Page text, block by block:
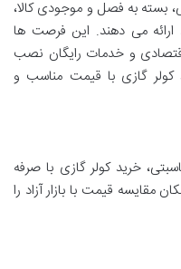
بسته به فصل و موجودی کالا،
می دهند. این فرصت ها
و خدمات رایگان نصب
کولر گازی با قیمت مناسب و
خرید کولر گازی با صرفه
مقایسه قیمت با بازار آزاد را